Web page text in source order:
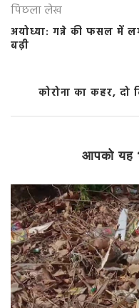
पिछला लेख
अयोध्या: गन्ने की फसल में
बढ़ी
कोरोना का कहर,
आपको यह